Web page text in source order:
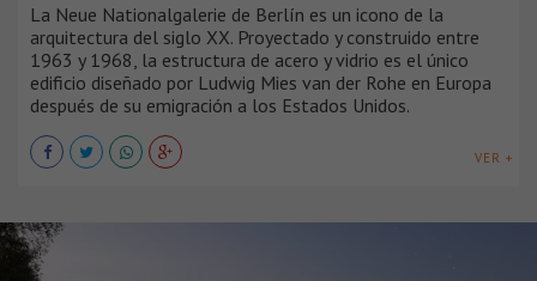
La Neue Nationalgalerie de Berlín es un icono de la
arquitectura del siglo XX. Proyectado y construido entre
1963 y 1968, la estructura de acero y vidrio es el único
edificio diseñado por Ludwig Mies van der Rohe en Europa
después de su emigración a los Estados Unidos.
VER +